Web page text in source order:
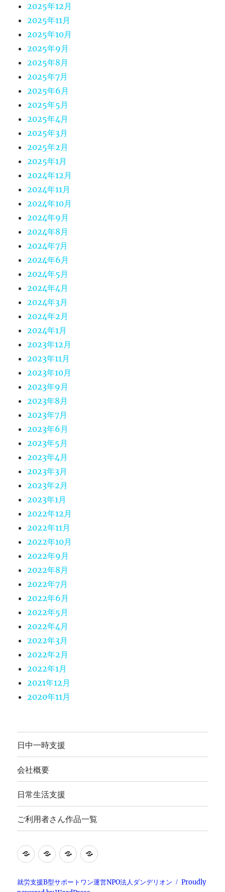
2025年12月
2025年11月
2025年10月
2025年9月
2025年8月
2025年7月
2025年6月
2025年5月
2025年4月
2025年3月
2025年2月
2025年1月
2024年12月
2024年11月
2024年10月
2024年9月
2024年8月
2024年7月
2024年6月
2024年5月
2024年4月
2024年3月
2024年2月
2024年1月
2023年12月
2023年11月
2023年10月
2023年9月
2023年8月
2023年7月
2023年6月
2023年5月
2023年4月
2023年3月
2023年2月
2023年1月
2022年12月
2022年11月
2022年10月
2022年9月
2022年8月
2022年7月
2022年6月
2022年5月
2022年4月
2022年3月
2022年2月
2022年1月
2021年12月
2020年11月
日中一時支援
会社概要
日常生活支援
ご利用者さん作品一覧
就
継
日
生
会
概
ご
用
就労支援B型サポートワン運営NPO法人ダンデリオン
Proudly